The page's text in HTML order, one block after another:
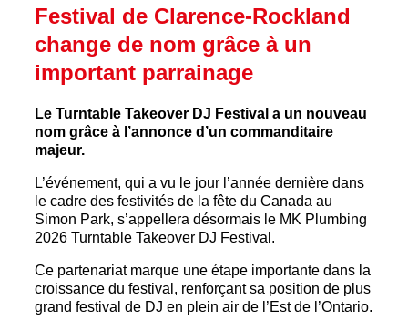
Festival de Clarence-Rockland
change de nom grâce à un
important parrainage
Le Turntable Takeover DJ Festival a un nouveau
nom grâce à l’annonce d’un commanditaire
majeur.
L’événement, qui a vu le jour l’année dernière dans
le cadre des festivités de la fête du Canada au
Simon Park, s’appellera désormais le MK Plumbing
2026 Turntable Takeover DJ Festival.
Ce partenariat marque une étape importante dans la
croissance du festival, renforçant sa position de plus
grand festival de DJ en plein air de l’Est de l’Ontario.